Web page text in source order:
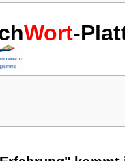
Wort-